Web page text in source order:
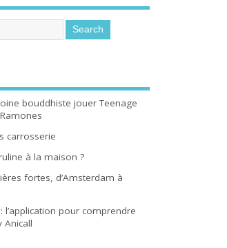
bouddhiste jouer Teenage
carrosserie
à la maison ?
fortes, d’Amsterdam à
l’application pour comprendre
Anicall